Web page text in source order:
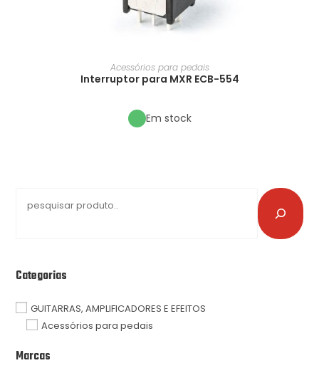
Acessórios para pedais
Interruptor para MXR ECB-554
Em stock
Categorias
GUITARRAS, AMPLIFICADORES E EFEITOS
Acessórios para pedais
Marcas